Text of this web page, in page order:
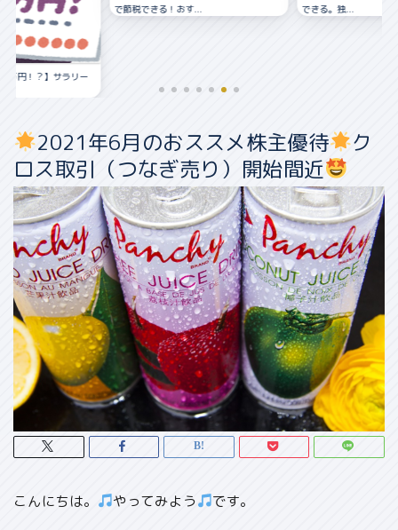
できる。独...
投資をやる前にや...
2021年6月のおススメ株主優待
ク
ロス取引（つなぎ売り）開始間近
こんにちは。 やってみよう です。